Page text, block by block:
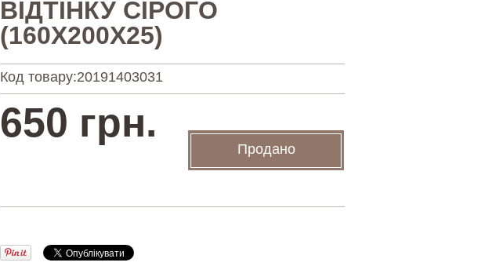
ВІДТІНКУ СІРОГО
(160Х200Х25)
Код товару:20191403031
650 грн.
Продано